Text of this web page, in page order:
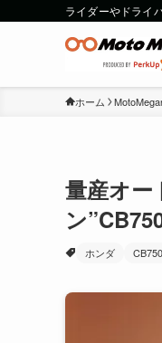
ライダーやドライ
ホーム
量産オー
ン
ホンダ CB750